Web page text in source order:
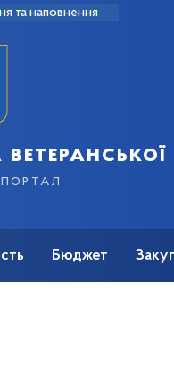
та наповнення
Бюджет